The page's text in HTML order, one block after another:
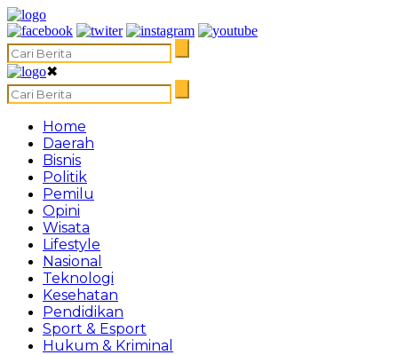
✖
Home
Daerah
Bisnis
Politik
Pemilu
Opini
Wisata
Lifestyle
Nasional
Teknologi
Kesehatan
Pendidikan
Sport & Esport
Hukum & Kriminal